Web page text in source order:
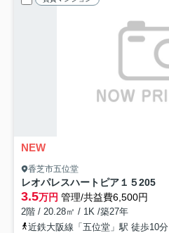
NEW
香芝市五位堂
レオパレスハートピア１５205
3.5万円 管理/共益費6,500円
2階 / 20.28㎡ / 1K /築27年
近鉄大阪線「五位堂」駅 徒歩10分